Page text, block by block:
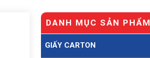
DANH MỤC SẢN PHẨM
GIẤY CARTON